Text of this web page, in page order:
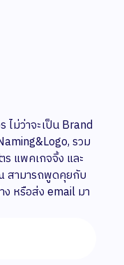
ม่ว่าจะเป็น Brand
รวม
แพคเกจจิ้ง และ
สามารถพูดคุยกับ
หรือส่ง email มา